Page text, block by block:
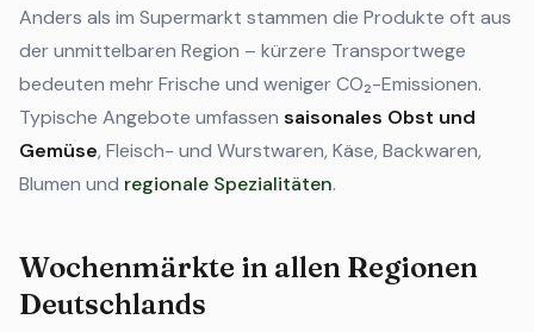
Anders als im Supermarkt stammen die Produkte oft aus
der unmittelbaren Region – kürzere Transportwege
bedeuten mehr Frische und weniger CO₂-Emissionen.
Typische Angebote umfassen saisonales Obst und
Gemüse, Fleisch- und Wurstwaren, Käse, Backwaren,
Blumen und regionale Spezialitäten.
Wochenmärkte in allen Regionen
Deutschlands